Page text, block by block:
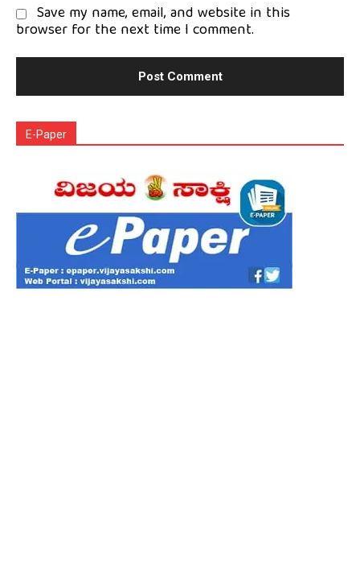
Save my name, email, and website in this
browser for the next time I comment.
E-Paper